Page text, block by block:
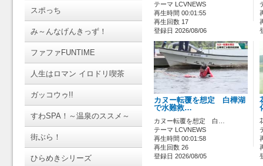
スポっち
み～んなげんきっず！
ファファFUNTIME
人生はロマン イロドリ喫茶
ガッコウゥ!!
すわSPA！～温泉のススメ～
街ぶら！
ひらめきシリーズ
テーマ LCVNEWS
再生時間 00:01:55
再生回数 17
登録日 2026/08/06
カヌー転覆を想定 白樺湖
で水難救…
カヌー転覆を想定 白…
テーマ LCVNEWS
再生時間 00:01:58
再生回数 26
登録日 2026/08/05